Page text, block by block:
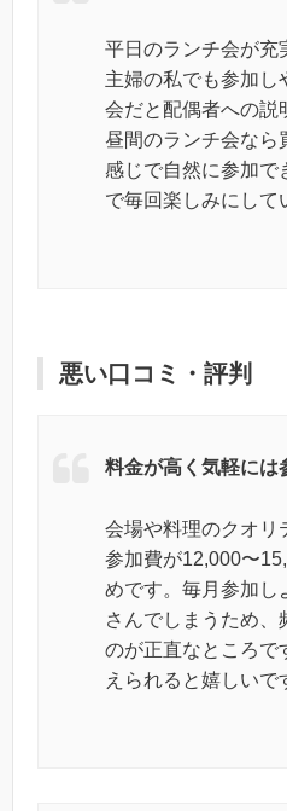
平日のランチ会が充
主婦の私でも参加し
会だと配偶者への説
昼間のランチ会なら
感じで自然に参加で
で毎回楽しみにして
悪い口コミ・評判
料金が高く気軽には
会場や料理のクオリ
参加費が12,000〜
めです。毎月参加し
さんでしまうため、
のが正直なところで
えられると嬉しいで